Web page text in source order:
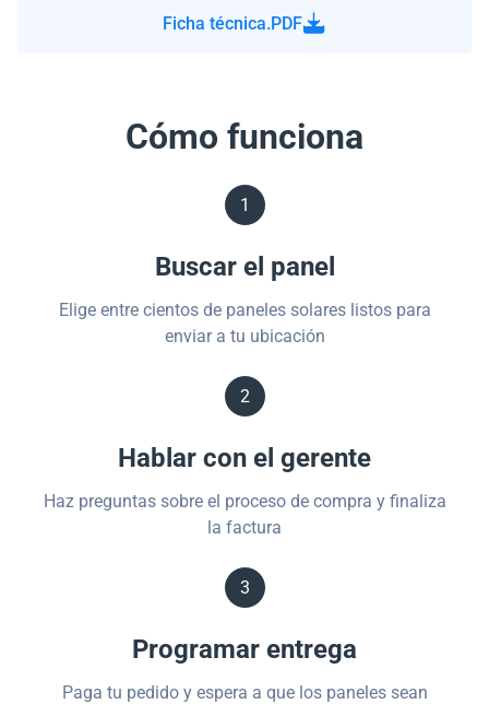
Ficha técnica.PDF
Cómo funciona
1
Buscar el panel
Elige entre cientos de paneles solares listos para
enviar a tu ubicación
2
Hablar con el gerente
Haz preguntas sobre el proceso de compra y finaliza
la factura
3
Programar entrega
Paga tu pedido y espera a que los paneles sean